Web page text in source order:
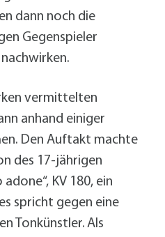
dann noch die
Gegenspieler
vermittelten
anhand einiger
Den Auftakt machte
des 17-jährigen
KV 180, ein
spricht gegen eine
Tonkünstler. Als